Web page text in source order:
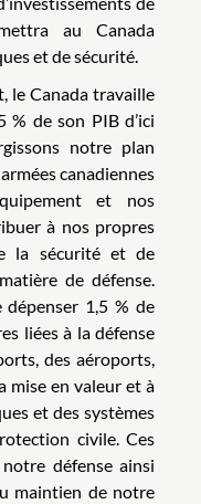
au Canada
et de sécurité.
le Canada travaille
de son PIB d’ici
notre plan
canadiennes
et nos
à nos propres
la sécurité et de
de défense.
1,5 % de
liées à la défense
des aéroports,
mise en valeur et à
et des systèmes
civile. Ces
défense ainsi
maintien de notre